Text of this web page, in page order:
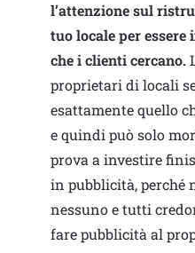
l’attenzione sul
tuo locale per
che i clienti cercano.
proprietari di locali
esattamente quello
e quindi può solo
prova a investire
in pubblicità, perché
nessuno e tutti
fare pubblicità al